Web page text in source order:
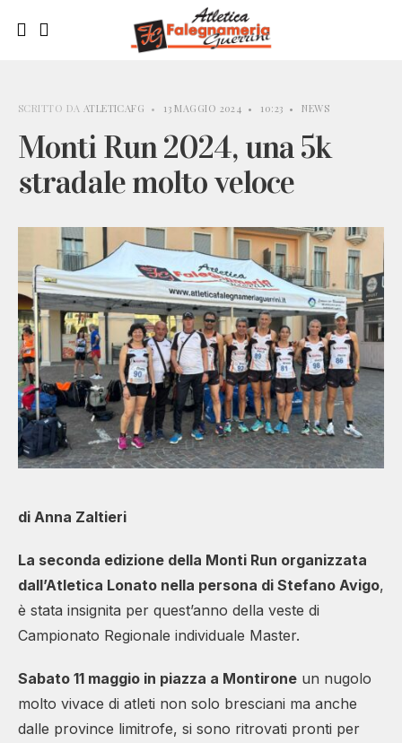
SCRITTO DA ATLETICAFG • 13 MAGGIO 2024 • 10:23 • NEWS
Monti Run 2024, una 5k
stradale molto veloce
di Anna Zaltieri
La seconda edizione della Monti Run organizzata
dall’Atletica Lonato nella persona di Stefano Avigo,
è stata insignita per quest’anno della veste di
Campionato Regionale individuale Master.
Sabato 11 maggio in piazza a Montirone un nugolo
molto vivace di atleti non solo bresciani ma anche
dalle province limitrofe, si sono ritrovati pronti per